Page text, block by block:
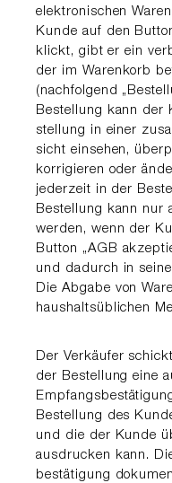
elektronischen
Kunde auf den
klickt, gibt er ein
der im Warenkorb
(nachfolgend
Bestellung kann der
stellung in einer
sicht einsehen,
korrigieren oder
jederzeit in der
Bestellung kann nur
werden, wenn der
Button „AGB
und dadurch in
Die Abgabe von
haushaltsüblichen
Der Verkäufer
der Be­stel­lung eine
Bestellung des
und die der Kunde
ausdru­cken kann.
bestätigung